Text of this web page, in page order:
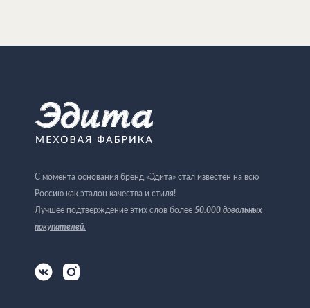
С момента основания бренд «Эдита» стал известен на всю
Россию как эталон качества и стиля!
Лучшее подтверждение этих слов более 50.000 довольных
покупателей.